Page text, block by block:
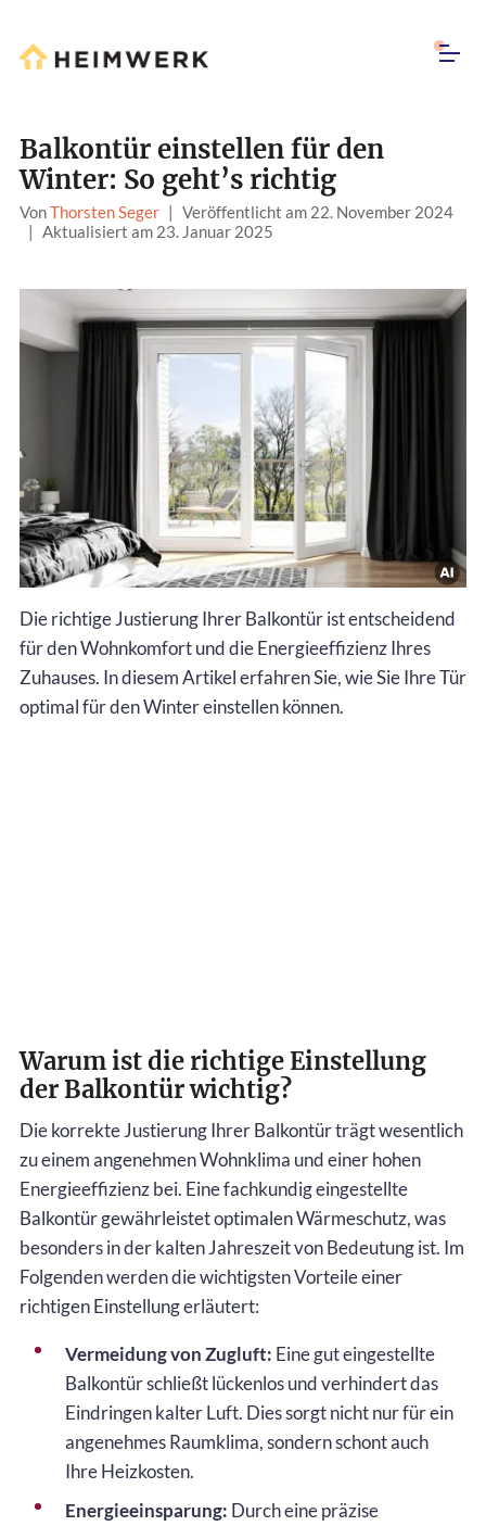
Balkontür einstellen für den
Winter: So geht’s richtig
VonThorsten Seger | Veröffentlicht am 22. November 2024
| Aktualisiert am 23. Januar 2025
Die richtige Justierung Ihrer Balkontür ist entscheidend
für den Wohnkomfort und die Energieeffizienz Ihres
Zuhauses. In diesem Artikel erfahren Sie, wie Sie Ihre Tür
optimal für den Winter einstellen können.
Warum ist die richtige Einstellung
der Balkontür wichtig?
Die korrekte Justierung Ihrer Balkontür trägt wesentlich
zu einem angenehmen Wohnklima und einer hohen
Energieeffizienz bei. Eine fachkundig eingestellte
Balkontür gewährleistet optimalen Wärmeschutz, was
besonders in der kalten Jahreszeit von Bedeutung ist. Im
Folgenden werden die wichtigsten Vorteile einer
richtigen Einstellung erläutert:
Vermeidung von Zugluft: Eine gut eingestellte
Balkontür schließt lückenlos und verhindert das
Eindringen kalter Luft. Dies sorgt nicht nur für ein
angenehmes Raumklima, sondern schont auch
Ihre Heizkosten.
Energieeinsparung: Durch eine präzise